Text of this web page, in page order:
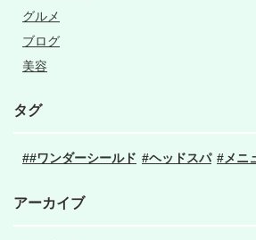
グルメ
ブログ
美容
タグ
#ワンダーシールド ヘッドスパ メニ
アーカイブ